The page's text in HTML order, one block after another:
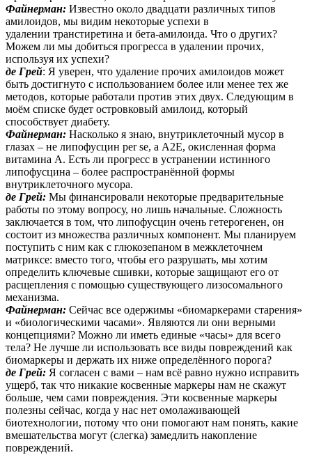
Файнерман: Известно около двадцати различных типов
амилоидов, мы видим некоторые успехи в
удалении транстиретина и бета-амилоида. Что о других?
Можем ли мы добиться прогресса в удалении прочих,
используя их успехи?
де Грей: Я уверен, что удаление прочих амилоидов может
быть достигнуто с использованием более или менее тех же
методов, которые работали против этих двух. Следующим в
моём списке будет островковый амилоид, который
способствует диабету.
Файнерман: Насколько я знаю, внутриклеточный мусор в
глазах – не липофусцин per se, а А2Е, окисленная форма
витамина А. Есть ли прогресс в устранении истинного
липофусцина – более распространённой формы
внутриклеточного мусора.
де Грей: Мы финансировали некоторые предварительные
работы по этому вопросу, но лишь начальные. Сложность
заключается в том, что липофусцин очень гетерогенен, он
состоит из множества различных компонент. Мы планируем
поступить с ним как с глюкозепаном в межклеточнем
матриксе: вместо того, чтобы его разрушать, мы хотим
определить ключевые сшивки, которые защищают его от
расщепления с помощью существующего лизосомального
механизма.
Файнерман: Сейчас все одержимы «биомаркерами старения»
и «биологическими часами». Являются ли они верными
концепциями? Можно ли иметь единые «часы» для всего
тела? Не лучше ли использовать все виды повреждений как
биомаркеры и держать их ниже определённого порога?
де Грей: Я согласен с вами – нам всё равно нужно исправить
ущерб, так что никакие косвенные маркеры нам не скажут
больше, чем сами повреждения. Эти косвенные маркеры
полезны сейчас, когда у нас нет омолаживающей
биотехнологии, потому что они помогают нам понять, какие
вмешательства могут (слегка) замедлить накопление
повреждений.